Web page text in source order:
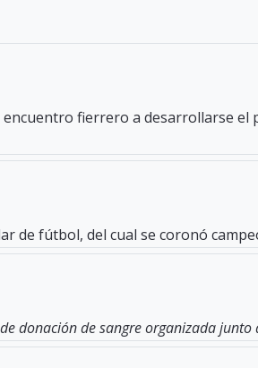
fierrero a desarrollarse el
de fútbol, del cual se coronó
donación de sangre organizada junto